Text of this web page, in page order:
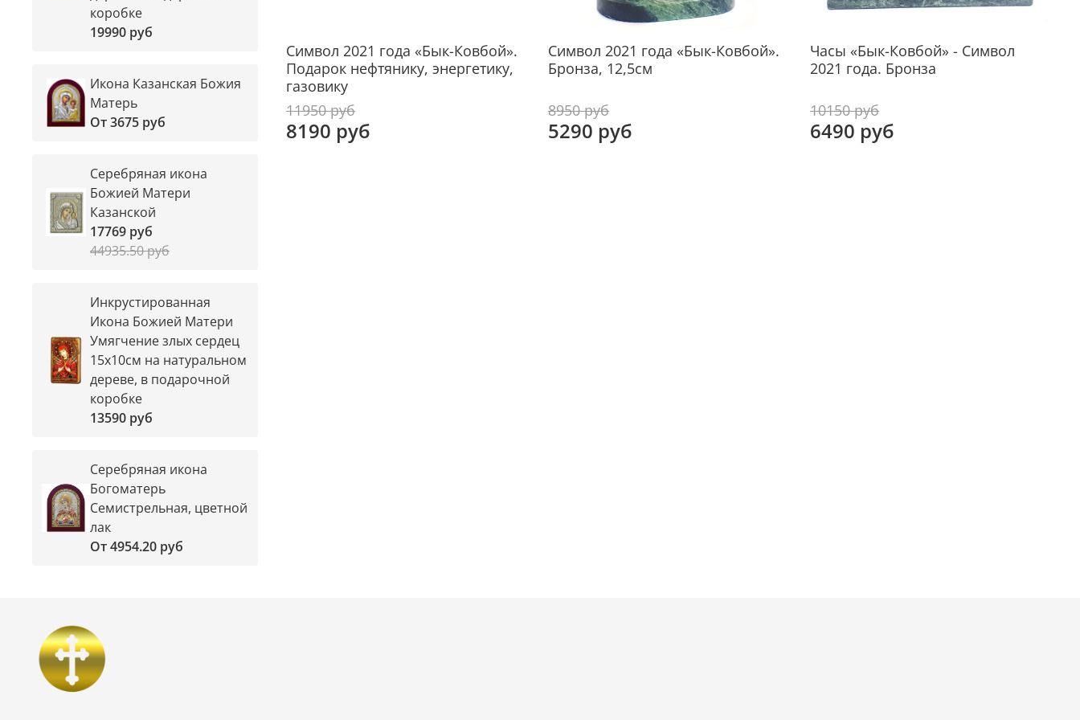
Размер, см
15 х 6 х 9
Символ 2021 года «Бык-Ковбой».
Подарок нефтянику, энергетику,
газовику
11950 руб
8190 руб
Символ 2021 года «Бык-Ковбой».
Бронза, 12,5см
8950 руб
5290 руб
Часы «Бык-Ковбой» - Символ
2021 года. Бронза
10150 руб
6490 руб
коробке
19990 руб
Икона Казанская Божия
Матерь
От3675 руб
Серебряная икона
Божией Матери
Казанской
17769 руб
44935.50 руб
Инкрустированная
Икона Божией Матери
Умягчение злых сердец
15х10см на натуральном
дереве, в подарочной
коробке
13590 руб
Серебряная икона
Богоматерь
Семистрельная, цветной
лак
От4954.20 руб